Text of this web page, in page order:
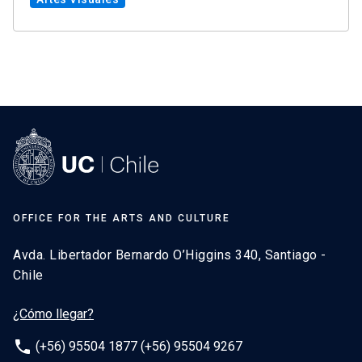
OFFICE FOR THE ARTS AND CULTURE
Avda. Libertador Bernardo O’Higgins 340, Santiago -
Chile
¿Cómo llegar?
phone (+56) 95504 1877 (+56) 95504 9267